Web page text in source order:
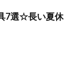
7選☆長い夏休